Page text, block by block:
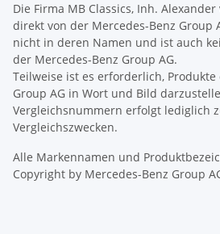
Die Firma MB Classics, Inh.
direkt von der Mercedes-Benz Group
nicht in deren Namen und ist auch
der Mercedes-Benz Group AG.
Teilweise ist es erforderlich, Produkte
Group AG in Wort und Bild
Vergleichsnummern erfolgt lediglich
Vergleichszwecken.
Alle Markennamen und
Copyright by Mercedes-Benz Group